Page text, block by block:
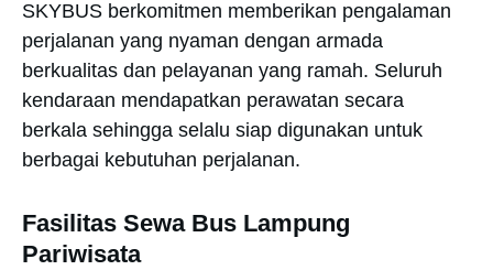
SKYBUS berkomitmen memberikan pengalaman
perjalanan yang nyaman dengan armada
berkualitas dan pelayanan yang ramah. Seluruh
kendaraan mendapatkan perawatan secara
berkala sehingga selalu siap digunakan untuk
berbagai kebutuhan perjalanan.
Fasilitas Sewa Bus Lampung
Pariwisata